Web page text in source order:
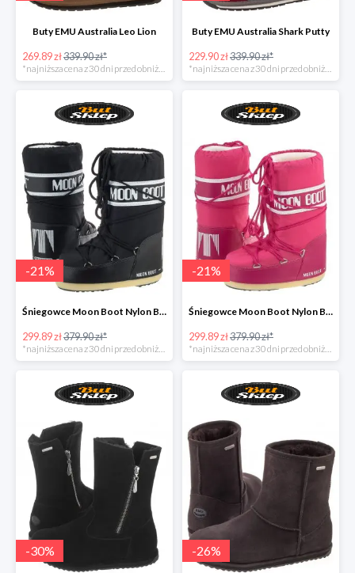
Buty EMU Australia Leo Lion
269.89 zł339.90 zł*
Buty EMU Australia Shark Putty
229.90 zł339.90 zł*
-21%
Śniegowce Moon Boot Nylon Black Kids
299.89 zł379.90 zł*
-21%
Śniegowce Moon Boot Nylon Bouganville Kids
299.89 zł379.90 zł*
-30% -26%